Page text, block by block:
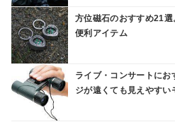
方位磁石のおすすめ21
便利アイテム
ライブ・コンサートに
ジが遠くても見えやすい